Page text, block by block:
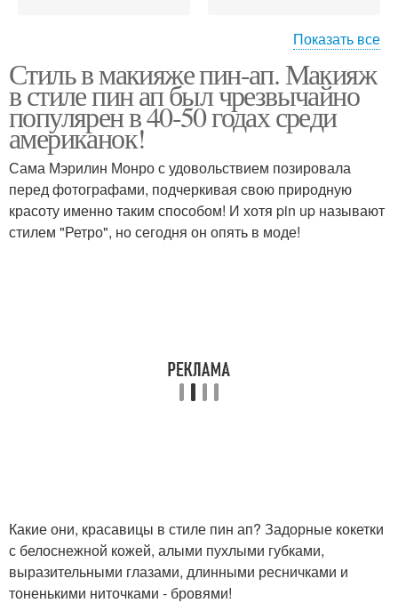
Одежда в стиле
Показать все
Стиль в макияже пин-ап. Макияж
в стиле пин ап был чрезвычайно
популярен в 40-50 годах среди
американок!
Сама Мэрилин Монро с удовольствием позировала
перед фотографами, подчеркивая свою природную
красоту именно таким способом! И хотя pin up называют
стилем "Ретро", но сегодня он опять в моде!
Какие они, красавицы в стиле пин ап? Задорные кокетки
с белоснежной кожей, алыми пухлыми губками,
выразительными глазами, длинными ресничками и
тоненькими ниточками - бровями!